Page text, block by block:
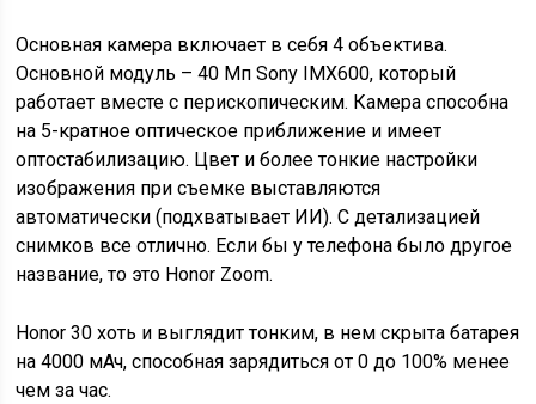
Основная камера включает в себя 4 объектива.
Основной модуль – 40 Мп Sony IMX600, который
работает вместе с перископическим. Камера способна
на 5-кратное оптическое приближение и имеет
оптостабилизацию. Цвет и более тонкие настройки
изображения при съемке выставляются
автоматически (подхватывает ИИ). С детализацией
снимков все отлично. Если бы у телефона было другое
название, то это Honor Zoom.
Honor 30 хоть и выглядит тонким, в нем скрыта батарея
на 4000 мАч, способная зарядиться от 0 до 100% менее
чем за час.